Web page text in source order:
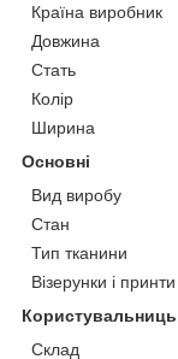
Країна виробник
Довжина
Стать
Колір
Ширина
Основні
Вид виробу
Стан
Тип тканини
Візерунки і принти
Склад